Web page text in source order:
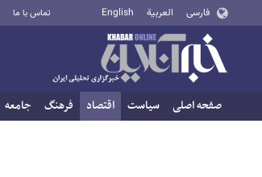
فارسی العربية English تماس با ما
صفحه اصلی سیاست اقتصاد فرهنگ جامعه